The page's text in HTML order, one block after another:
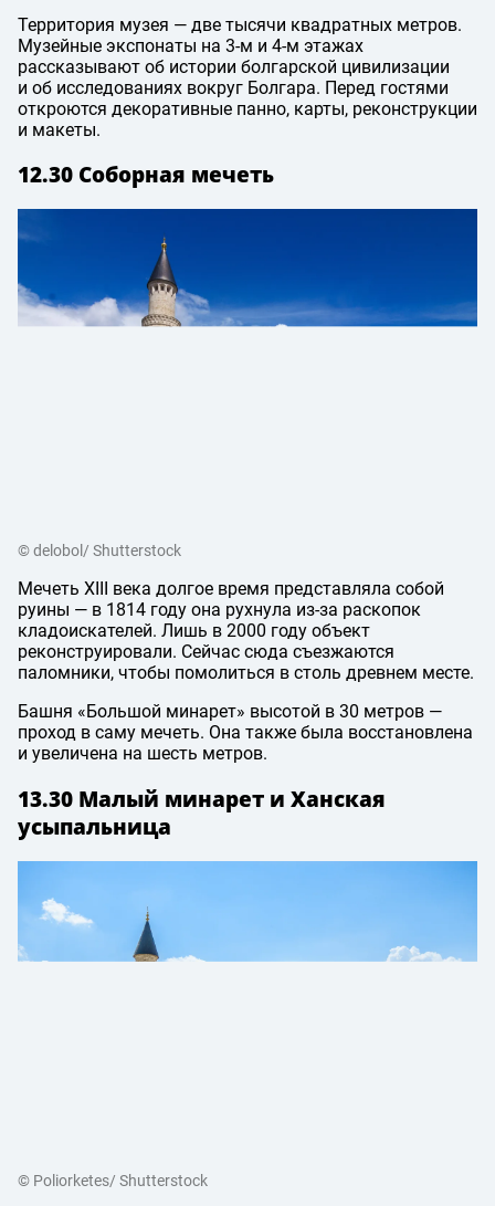
Территория музея — две тысячи квадратных метров.
Музейные экспонаты на 3-м и 4-м этажах
рассказывают об истории болгарской цивилизации
и об исследованиях вокруг Болгара. Перед гостями
откроются декоративные панно, карты, реконструкции
и макеты.
12.30 Соборная мечеть
© delobol/ Shutterstock
Мечеть XIII века долгое время представляла собой
руины — в 1814 году она рухнула из-за раскопок
кладоискателей. Лишь в 2000 году объект
реконструировали. Сейчас сюда съезжаются
паломники, чтобы помолиться в столь древнем месте.
Башня «Большой минарет» высотой в 30 метров —
проход в саму мечеть. Она также была восстановлена
и увеличена на шесть метров.
13.30 Малый минарет и Ханская
усыпальница
© Poliorketes/ Shutterstock